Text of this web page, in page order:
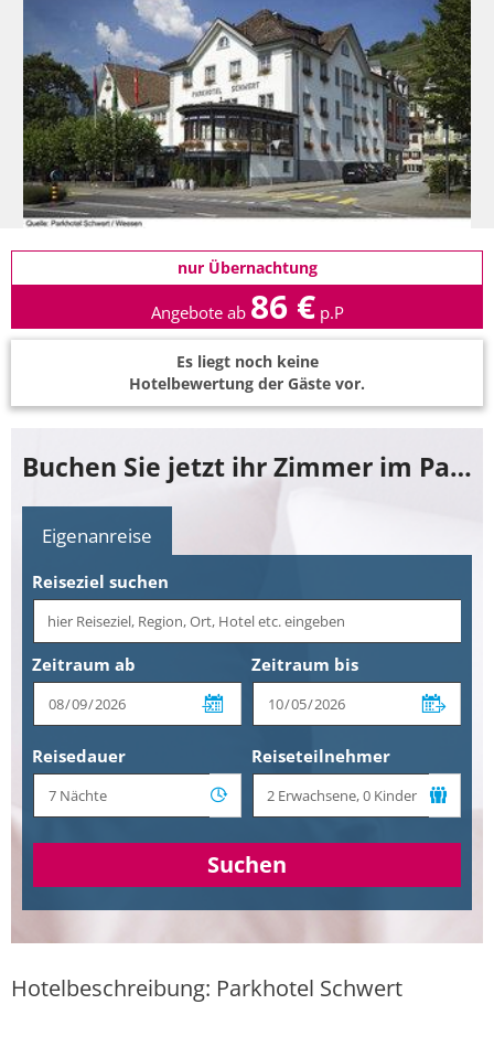
nur Übernachtung
Angebote ab 86 € p.P
Es liegt noch keine
Hotelbewertung der Gäste vor.
Buchen Sie jetzt ihr Zimmer im Parkhotel Schwert
Eigenanreise
Reiseziel suchen
Zeitraum ab Zeitraum bis
Reisedauer Reiseteilnehmer
Suchen
Hotelbeschreibung: Parkhotel Schwert